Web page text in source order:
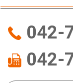
042-
042-